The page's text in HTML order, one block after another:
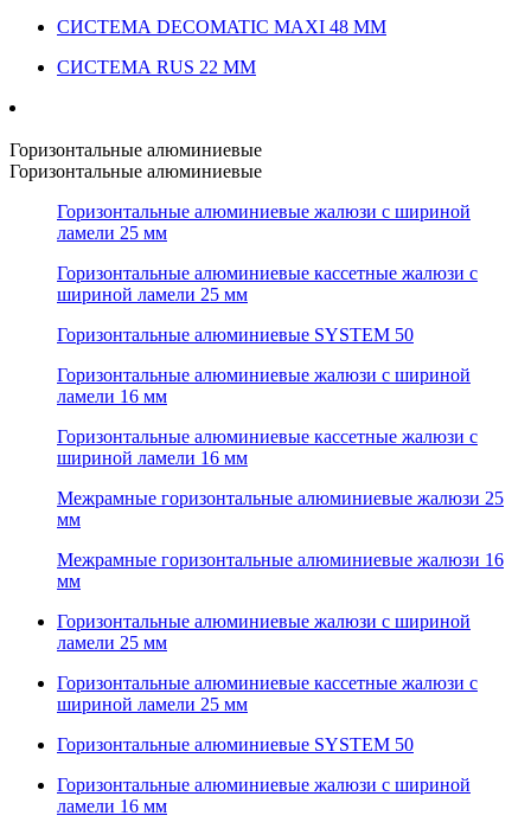
СИСТЕМА DECOMATIC MAXI 48 ММ
СИСТЕМА RUS 22 ММ
Горизонтальные алюминиевые
Горизонтальные алюминиевые
Горизонтальные алюминиевые жалюзи с шириной
ламели 25 мм
Горизонтальные алюминиевые кассетные жалюзи с
шириной ламели 25 мм
Горизонтальные алюминиевые SYSTEM 50
Горизонтальные алюминиевые жалюзи с шириной
ламели 16 мм
Горизонтальные алюминиевые кассетные жалюзи с
шириной ламели 16 мм
Межрамные горизонтальные алюминиевые жалюзи 25
мм
Межрамные горизонтальные алюминиевые жалюзи 16
мм
Горизонтальные алюминиевые жалюзи с шириной
ламели 25 мм
Горизонтальные алюминиевые кассетные жалюзи с
шириной ламели 25 мм
Горизонтальные алюминиевые SYSTEM 50
Горизонтальные алюминиевые жалюзи с шириной
ламели 16 мм